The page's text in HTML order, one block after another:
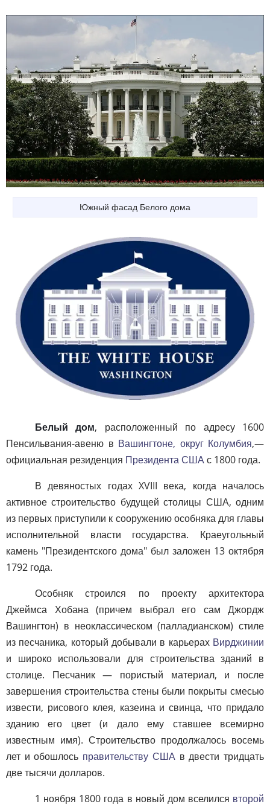
Южный фасад Белого дома
Белый дом, расположенный по адресу 1600
Пенсильвания-авеню в Вашингтоне, округ Колумбия,—
официальная резиденция Президента СШАс 1800 года.
В девяностых годах XVIII века, когда началось
активное строительство будущей столицы США, одним
из первых приступили к сооружению особняка для главы
исполнительной власти государства. Краеугольный
камень "Президентского дома" был заложен 13 октября
1792 года.
Особняк строился по проекту архитектора
Джеймса Хобана (причем выбрал его сам Джордж
Вашингтон) в неоклассическом (палладианском) стиле
из песчаника, который добывали в карьерах Вирджинии
и широко использовали для строительства зданий в
столице. Песчаник — пористый материал, и после
завершения строительства стены были покрыты смесью
извести, рисового клея, казеина и свинца, что придало
зданию его цвет (и дало ему ставшее всемирно
известным имя). Строительство продолжалось восемь
лет и обошлось правительству СШАв двести тридцать
две тысячи долларов.
1 ноября 1800 года в новый дом вселился второй